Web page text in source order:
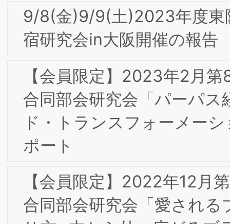
【会員限定】2021年6月 第3回東京・大
阪合同専門部会委員会「観光ブランドと
しての山梨ー山梨のワイン産業と歩んだ
30年間を振り返ってー」公益社団法人
まなし観光推進機構 仲田 道弘氏
【会員限定】2021年5月 第2回東京・大
阪合同専門部会委員会「コミュニケーシ
ョン課題を解決しエンゲージメントを高
めることの重要性」株式会社アスマーク
髙田和也 氏
【会員限定】2021年4月 第1回東京大阪
合同専門部会研究会 「DX化におけるオ